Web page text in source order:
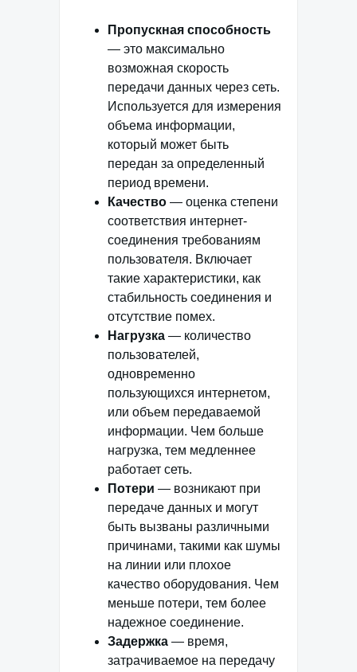
Пропускная способность
— это максимально
возможная скорость
передачи данных через сеть.
Используется для измерения
объема информации,
который может быть
передан за определенный
период времени.
Качество — оценка степени
соответствия интернет-
соединения требованиям
пользователя. Включает
такие характеристики, как
стабильность соединения и
отсутствие помех.
Нагрузка — количество
пользователей,
одновременно
пользующихся интернетом,
или объем передаваемой
информации. Чем больше
нагрузка, тем медленнее
работает сеть.
Потери — возникают при
передаче данных и могут
быть вызваны различными
причинами, такими как шумы
на линии или плохое
качество оборудования. Чем
меньше потери, тем более
надежное соединение.
Задержка — время,
затрачиваемое на передачу